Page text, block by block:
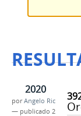
2020
porAngelo Ricardo
— publicado 24/07/